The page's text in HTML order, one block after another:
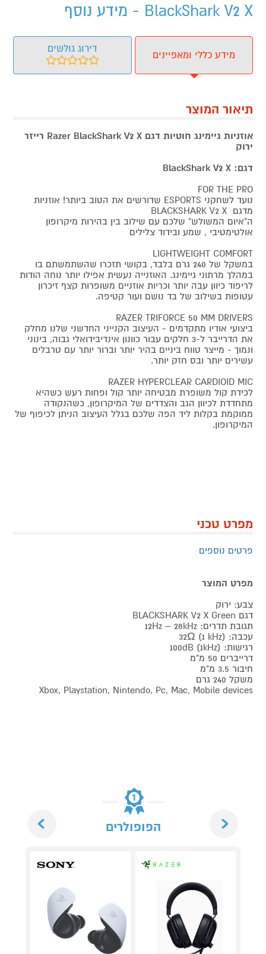
BlackShark V2 X - מידע נוסף
מידע כללי ומאפיינים
דירוג גולשים
תיאור המוצר
אוזניות גיימינג חוטיות דגם Razer BlackShark V2 X רייזר
ירוק
דגם: BlackShark V2 X
FOR THE PRO
נועד לשחקני ESPORTS שדורשים את הטוב ביותר! אוזניות
מדגם BLACKSHARK V2 X
ה"איום המשולש" שלכם עם שילוב בין בהירות מיקרופון
אולטימטיבי , שמע ובידוד צלילים
LIGHTWEIGHT COMFORT
במשקל של 240 גרם בלבד, בקושי תזכרו שהשתמשתם בו
במהלך מרתוני גיימינג. האוזנייה נעשית אפילו יותר נוחה הודות
לריפוד כיוון עבה יותר וכריות אוזניים משופרות קצף זיכרון
עטופות בשילוב של בד נושם ועור קטיפה.
RAZER TRIFORCE 50 MM DRIVERS
ביצועי אודיו מתקדמים - העיצוב הקנייני החדשני שלנו מחלק
את הדרייבר ל-3 חלקים עבור כוונון אינדיבידואלי גבוה, בינוני
ונמוך - מייצר טווח ביניים בהיר יותר וברור יותר עם טרבלים
עשירים יותר ובס חזק יותר.
RAZER HYPERCLEAR CARDIOID MIC
לכידת קול משופרת מבטיחה יותר קול ופחות רעש כשהיא
מתחדדת לכיוון הגב והצדדים של המיקרופון, כשהנקודה
ממוקמת בקלות ליד הפה שלכם בגלל העיצוב הניתן לכיפוף של
המיקרופון.
מפרט טכני
פרטים נוספים
מפרט המוצר
צבע: ירוק
דגם BLACKSHARK V2 X Green
תגובת תדרים: 12Hz – 28kHz
עכבה: 32Ω (1 kHz)
רגישות: 100dB (1kHz)
דרייברים 50 מ"מ
חיבור 3.5 מ"מ
משקל 240 גרם
Xbox, Playstation, Nintendo, Pc, Mac, Mobile devices
הפופולרים